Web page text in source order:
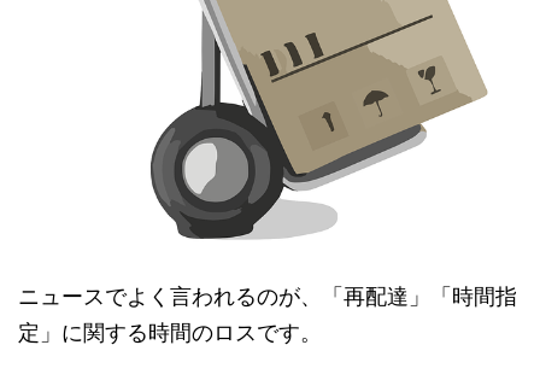
ニュースでよく言われるのが、「再配達」「時間指
定」に関する時間のロスです。